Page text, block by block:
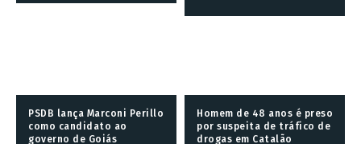
PSDB lança Marconi Perillo
como candidato ao
governo de Goiás
Homem de 48 anos é preso
por suspeita de tráfico de
drogas em Catalão